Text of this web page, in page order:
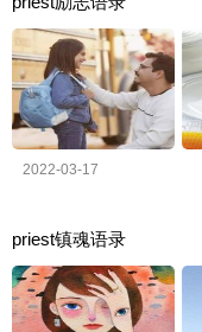
2022-03-17
priest镇魂语录